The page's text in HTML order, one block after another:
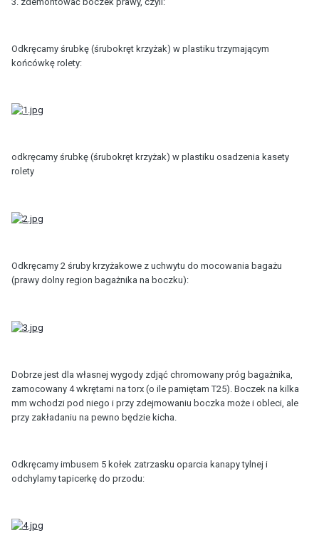
Odkręcamy śrubkę (śrubokręt krzyżak) w plastiku trzymającym
końcówkę rolety:
odkręcamy śrubkę (śrubokręt krzyżak) w plastiku osadzenia kasety
rolety
Odkręcamy 2 śruby krzyżakowe z uchwytu do mocowania bagażu
(prawy dolny region bagażnika na boczku):
Dobrze jest dla własnej wygody zdjąć chromowany próg bagażnika,
zamocowany 4 wkrętami na torx (o ile pamiętam T25). Boczek na kilka
mm wchodzi pod niego i przy zdejmowaniu boczka może i obleci, ale
przy zakładaniu na pewno będzie kicha.
Odkręcamy imbusem 5 kołek zatrzasku oparcia kanapy tylnej i
odchylamy tapicerkę do przodu: